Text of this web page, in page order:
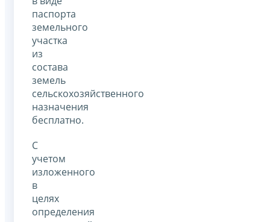
паспорта
земельного
участка
из
состава
земель
сельскохозяйственного
назначения
бесплатно.
С
учетом
изложенного
в
целях
определения